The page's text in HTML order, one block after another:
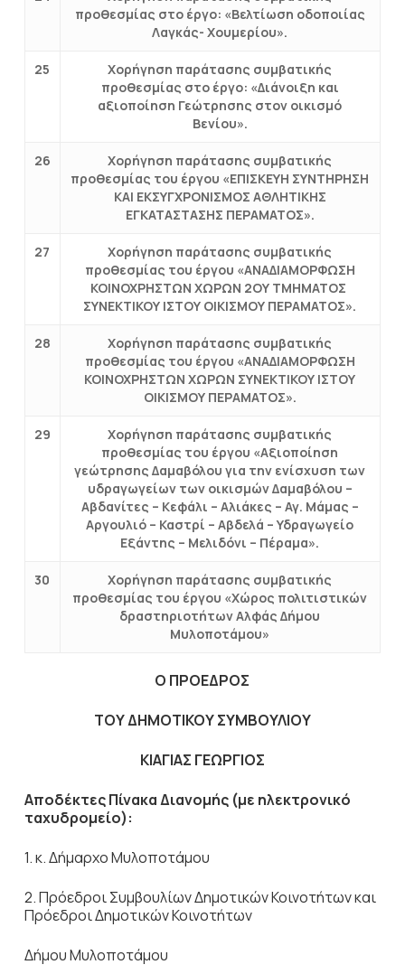
προθεσμίας στο έργο: «Βελτίωση οδοποιίας
Λαγκάς- Χουμερίου».
25
Χορήγηση παράτασης συμβατικής
προθεσμίας στο έργο: «Διάνοιξη και
αξιοποίηση Γεώτρησης στον οικισμό
Βενίου».
26
Χορήγηση παράτασης συμβατικής
προθεσμίας του έργου «ΕΠΙΣΚΕΥΗ ΣΥΝΤΗΡΗΣΗ
ΚΑΙ ΕΚΣΥΓΧΡΟΝΙΣΜΟΣ ΑΘΛΗΤΙΚΗΣ
ΕΓΚΑΤΑΣΤΑΣΗΣ ΠΕΡΑΜΑΤΟΣ».
27
Xορήγηση παράτασης συμβατικής
προθεσμίας του έργου «ΑΝΑΔΙΑΜΟΡΦΩΣΗ
ΚΟΙΝΟΧΡΗΣΤΩΝ ΧΩΡΩΝ 2ΟΥ ΤΜΗΜΑΤΟΣ
ΣΥΝΕΚΤΙΚΟΥ ΙΣΤΟΥ ΟΙΚΙΣΜΟΥ ΠΕΡΑΜΑΤΟΣ».
28
Xορήγηση παράτασης συμβατικής
προθεσμίας του έργου «ΑΝΑΔΙΑΜΟΡΦΩΣΗ
ΚΟΙΝΟΧΡΗΣΤΩΝ ΧΩΡΩΝ ΣΥΝΕΚΤΙΚΟΥ ΙΣΤΟΥ
ΟΙΚΙΣΜΟΥ ΠΕΡΑΜΑΤΟΣ».
29
Xορήγηση παράτασης συμβατικής
προθεσμίας του έργου «Αξιοποίηση
γεώτρησης Δαμαβόλου για την ενίσχυση των
υδραγωγείων των οικισμών Δαμαβόλου –
Αβδανίτες – Κεφάλι – Αλιάκες – Αγ. Μάμας –
Αργουλιό – Καστρί – Αβδελά – Υδραγωγείο
Εξάντης – Μελιδόνι – Πέραμα».
30
Xορήγηση παράτασης συμβατικής
προθεσμίας του έργου «Χώρος πολιτιστικών
δραστηριοτήτων Αλφάς Δήμου
Μυλοποτάμου»
Ο ΠΡΟΕΔΡΟΣ
ΤΟΥ ΔΗΜΟΤΙΚΟΥ ΣΥΜΒΟΥΛΙΟΥ
ΚΙΑΓΙΑΣ ΓΕΩΡΓΙΟΣ
Αποδέκτες Πίνακα Διανομής (με ηλεκτρονικό
ταχυδρομείο):
1. κ. Δήμαρχο Μυλοποτάμου
2. Πρόεδροι Συμβουλίων Δημοτικών Κοινοτήτων και
Πρόεδροι Δημοτικών Κοινοτήτων
Δήμου Μυλοποτάμου